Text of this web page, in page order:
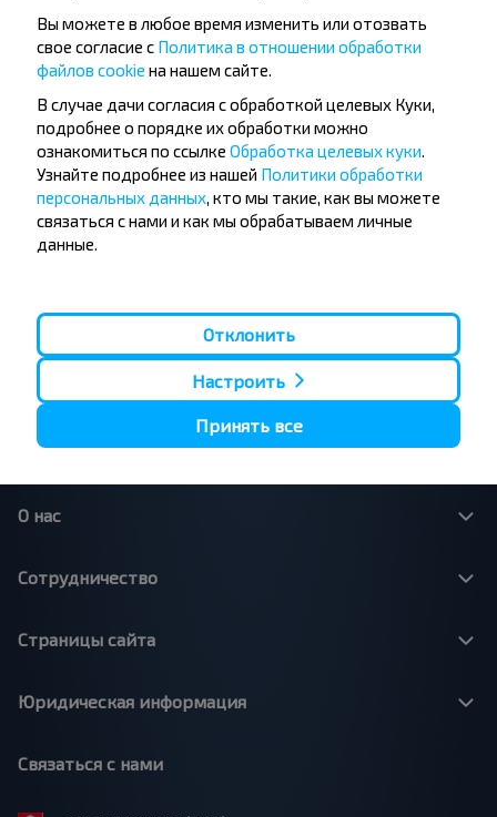
Популярные автобусные
направления
Орша - Могилёв
Минск - Несвиж
Минск - Могилёв
Минск - Пинск
Минск - Брест
Минск - Гомель
Минск - Барановичи
Гомель - Минск
Брест - Тересполь
Брест - Беловежская Пуща
Брест - Минск
Вильнюс - Минск
Москва - Брест
Минск - Варшава
Москва - Барановичи
Брест - Люблин
Брест - Варшава
О нас
Сотрудничество
Страницы сайта
Юридическая информация
Связаться с нами
Вы можете в любое время изменить или отозвать
свое согласие с Политика в отношении обработки
файлов cookie на нашем сайте.
В случае дачи согласия с обработкой целевых Куки,
подробнее о порядке их обработки можно
ознакомиться по ссылке Обработка целевых куки.
Узнайте подробнее из нашей Политики обработки
персональных данных, кто мы такие, как вы можете
связаться с нами и как мы обрабатываем личные
данные.
Отклонить
Настроить
Принять все